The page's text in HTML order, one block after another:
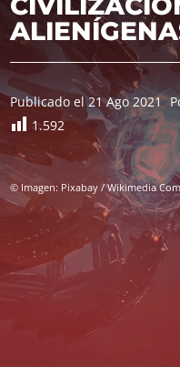
Publicado el 21 Ago 2021
1.592
© Imagen: Pixabay / Wikimedia